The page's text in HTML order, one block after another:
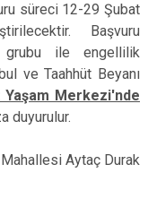
süreci 12-29 Şubat
Başvuru
grubu ile engellilik
ve Taahhüt Beyanı
Yaşam Merkezi'nde
duyurulur.
Aytaç Durak